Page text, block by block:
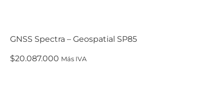
GNSS Spectra – Geospatial SP85
$20.087.000 Más IVA